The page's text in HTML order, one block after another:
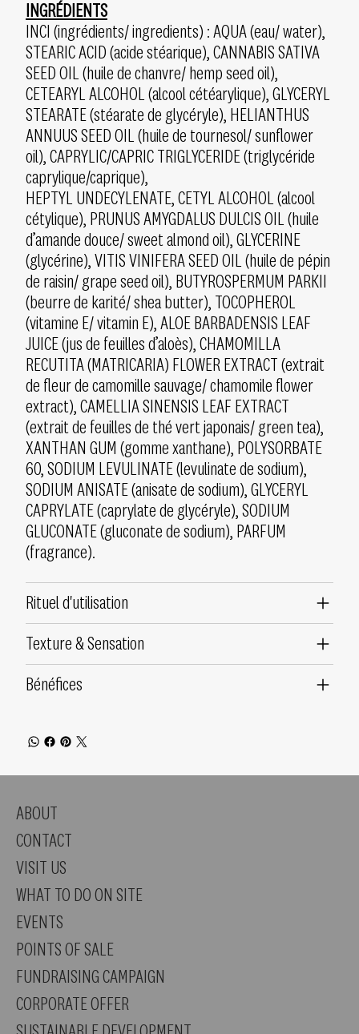
INGRÉDIENTS
INCI (ingrédients/ ingredients) : AQUA (eau/ water),
STEARIC ACID (acide stéarique), CANNABIS SATIVA
SEED OIL (huile de chanvre/ hemp seed oil),
CETEARYL ALCOHOL (alcool cétéarylique), GLYCERYL
STEARATE (stéarate de glycéryle), HELIANTHUS
ANNUUS SEED OIL (huile de tournesol/ sunflower
oil), CAPRYLIC/CAPRIC TRIGLYCERIDE (triglycéride
caprylique/caprique),
HEPTYL UNDECYLENATE, CETYL ALCOHOL (alcool
cétylique), PRUNUS AMYGDALUS DULCIS OIL (huile
d’amande douce/ sweet almond oil), GLYCERINE
(glycérine), VITIS VINIFERA SEED OIL (huile de pépin
de raisin/ grape seed oil), BUTYROSPERMUM PARKII
(beurre de karité/ shea butter), TOCOPHEROL
(vitamine E/ vitamin E), ALOE BARBADENSIS LEAF
JUICE (jus de feuilles d’aloès), CHAMOMILLA
RECUTITA (MATRICARIA) FLOWER EXTRACT (extrait
de fleur de camomille sauvage/ chamomile flower
extract), CAMELLIA SINENSIS LEAF EXTRACT
(extrait de feuilles de thé vert japonais/ green tea),
XANTHAN GUM (gomme xanthane), POLYSORBATE
60, SODIUM LEVULINATE (levulinate de sodium),
SODIUM ANISATE (anisate de sodium), GLYCERYL
CAPRYLATE (caprylate de glycéryle), SODIUM
GLUCONATE (gluconate de sodium), PARFUM
(fragrance).
Rituel d'utilisation
Texture & Sensation
Bénéfices
ABOUT
CONTACT
VISIT US
WHAT TO DO ON SITE
EVENTS
POINTS OF SALE
FUNDRAISING CAMPAIGN
CORPORATE OFFER